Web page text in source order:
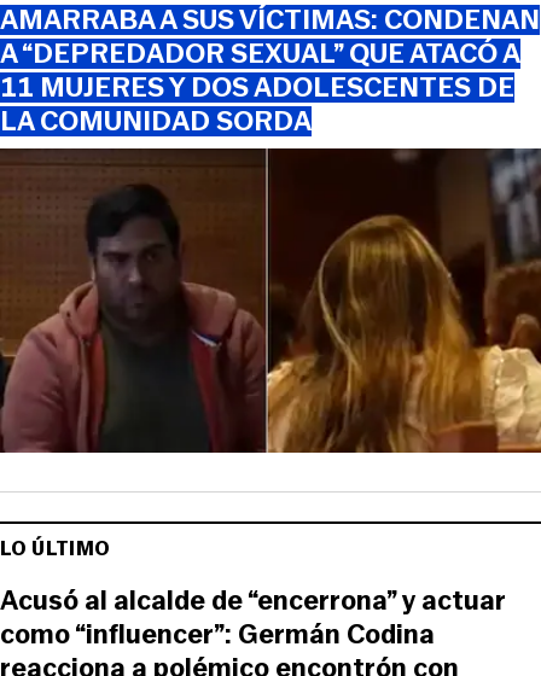
AMARRABA A SUS VÍCTIMAS: CONDENAN
A “DEPREDADOR SEXUAL” QUE ATACÓ A
11 MUJERES Y DOS ADOLESCENTES DE
LA COMUNIDAD SORDA
LO ÚLTIMO
Acusó al alcalde de “encerrona” y actuar
como “influencer”: Germán Codina
reacciona a polémico encontrón con